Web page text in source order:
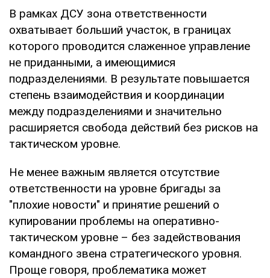
В рамках ДСУ зона ответственности
охватывает больший участок, в границах
которого проводится слаженное управление
не приданными, а имеющимися
подразделениями. В результате повышается
степень взаимодействия и координации
между подразделениями и значительно
расширяется свобода действий без рисков на
тактическом уровне.
Не менее важным является отсутствие
ответственности на уровне бригады за
"плохие новости" и принятие решений о
купировании проблемы на оперативно-
тактическом уровне – без задействования
командного звена стратегического уровня.
Проще говоря, проблематика может